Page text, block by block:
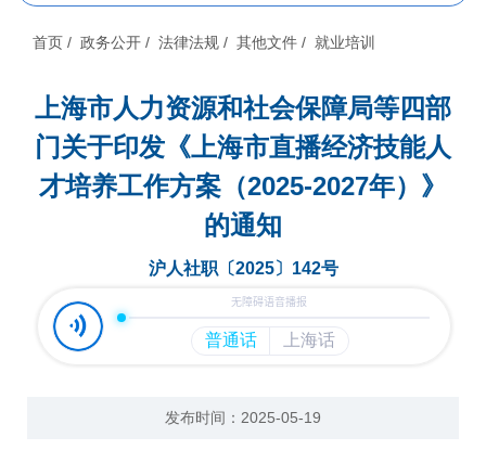
首页 / 政务公开 / 法律法规 / 其他文件 / 就业培训
上海市人力资源和社会保障局等四部
门关于印发《上海市直播经济技能人
才培养工作方案（2025-2027年）》
的通知
沪人社职〔2025〕142号
发布时间：2025-05-19